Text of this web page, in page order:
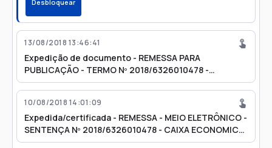
Desbloquear
13/08/2018 13:46:41
Expedição de documento - REMESSA PARA
PUBLICAÇÃO - TERMO Nº 2018/6326010478 -
EXPEDIENTE Nº 2018/6326000238
10/08/2018 14:01:09
Expedida/certificada - REMESSA - MEIO ELETRÔNICO -
SENTENÇA Nº 2018/6326010478 - CAIXA ECONOMICA
FEDERAL